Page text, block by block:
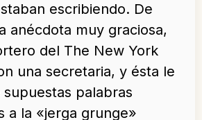
escribiendo. De
anécdota muy graciosa,
del The New York
una secretaria, y ésta le
palabras
a la «jerga grunge»